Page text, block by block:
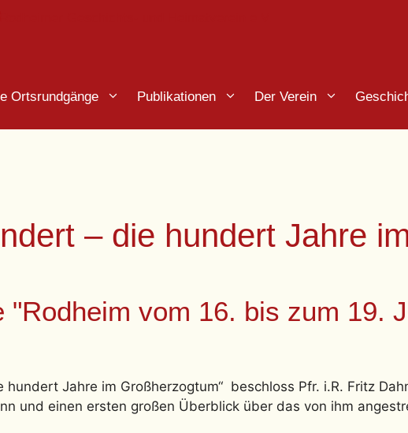
Ortsrundgänge Publikationen Der Verein
– die hundert Jahre
vom 16. bis zum 19.
Jahre im Großherzogtum“ beschloss Pfr. i.R. Fritz
und einen ersten großen Überblick über das von ihm